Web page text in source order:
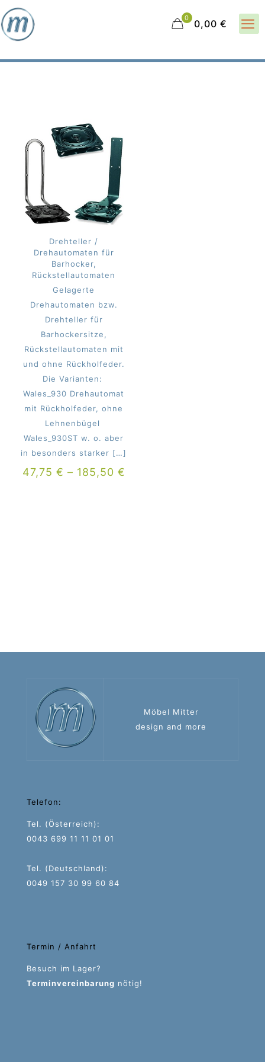
0 0,00 €
Drehteller /
Drehautomaten für
Barhocker,
Rückstellautomaten
Gelagerte
Drehautomaten bzw.
Drehteller für
Barhockersitze,
Rückstellautomaten mit
und ohne Rückholfeder.
Die Varianten:
Wales_930 Drehautomat
mit Rückholfeder, ohne
Lehnenbügel
Wales_930ST w. o. aber
in besonders starker […]
47,75 € – 185,50 €
Möbel Mitter
design and more
Telefon:
Tel. (Österreich):
0043 699 11 11 01 01
Tel. (Deutschland):
0049 157 30 99 60 84
Termin / Anfahrt
Besuch im Lager?
Terminvereinbarung nötig!